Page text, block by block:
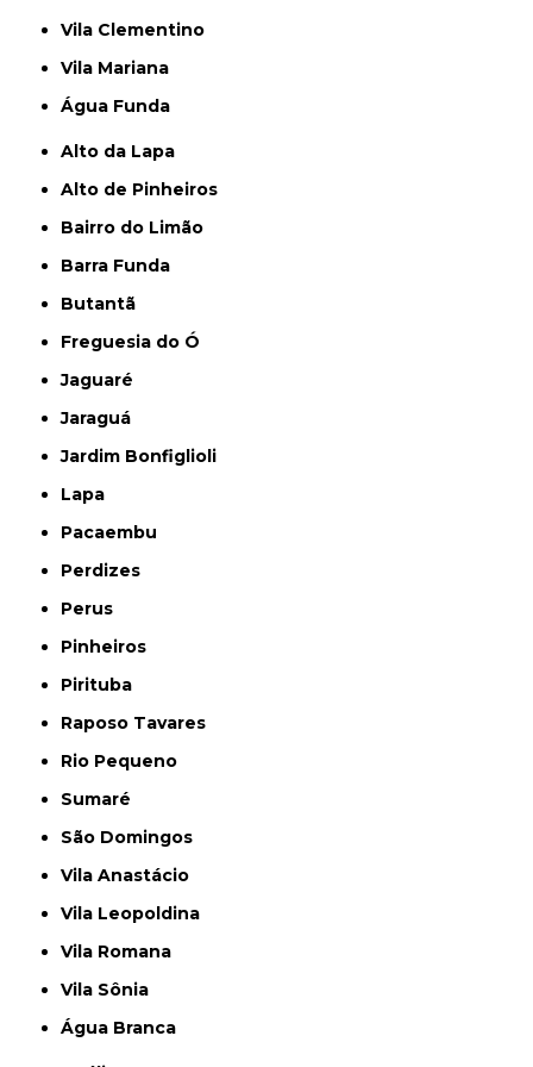
Vila Clementino
Vila Mariana
Água Funda
Alto da Lapa
Alto de Pinheiros
Bairro do Limão
Barra Funda
Butantã
Freguesia do Ó
Jaguaré
Jaraguá
Jardim Bonfiglioli
Lapa
Pacaembu
Perdizes
Perus
Pinheiros
Pirituba
Raposo Tavares
Rio Pequeno
Sumaré
São Domingos
Vila Anastácio
Vila Leopoldina
Vila Romana
Vila Sônia
Água Branca